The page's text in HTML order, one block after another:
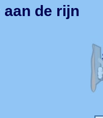
de rijn